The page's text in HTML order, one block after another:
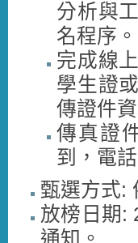
分析與
名程序。
完成線
學生證
傳證件
傳真證
到，電
甄選方式:
放榜日期:
通知。